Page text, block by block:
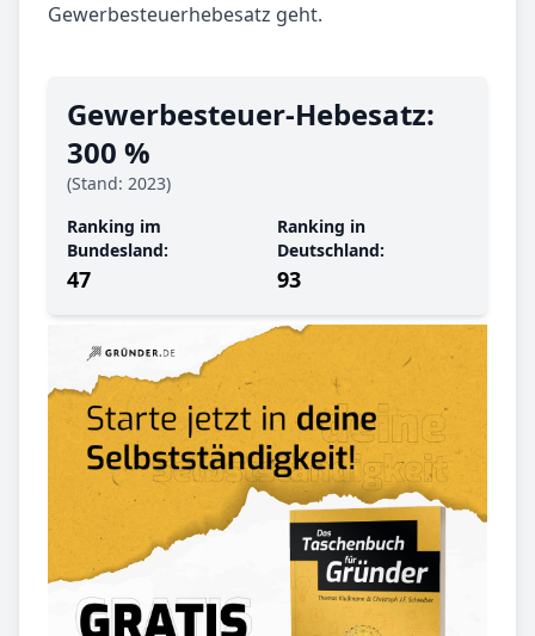
Gewerbesteuerhebesatz geht.
Gewerbe­steuer-Hebe­satz:
300 %
(Stand: 2023)
Ranking im
Bundesland:
47
Ranking in
Deutschland:
93